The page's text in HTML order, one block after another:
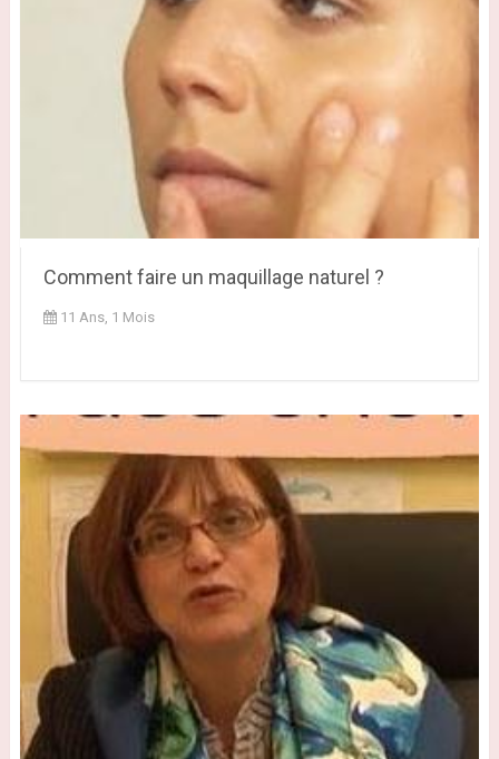
Comment faire un maquillage naturel ?
11 Ans, 1 Mois